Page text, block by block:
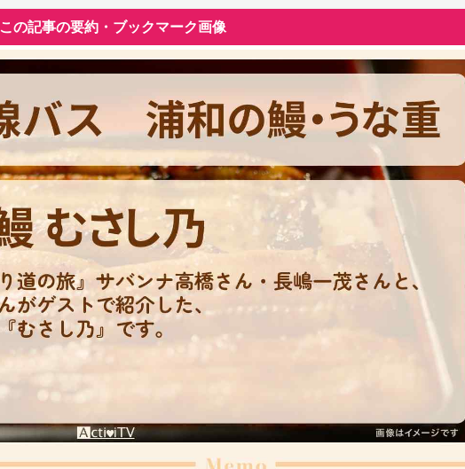
この記事の要約・ブックマーク画像